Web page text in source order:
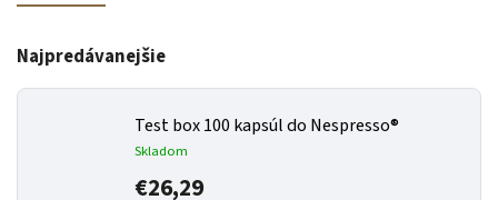
Najpredávanejšie
Test box 100 kapsúl do Nespresso®
Skladom
€26,29